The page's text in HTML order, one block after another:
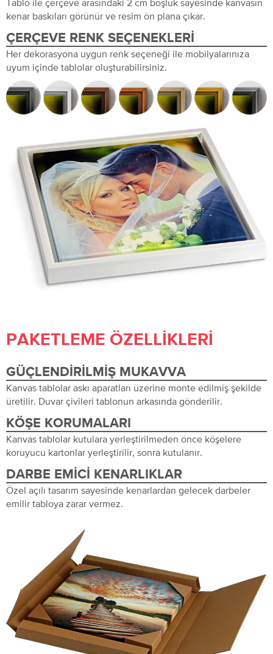
Tablo ile çerçeve arasındaki 2 cm boşluk sayesinde kanvasın
kenar baskıları görünür ve resim ön plana çıkar.
ÇERÇEVE RENK SEÇENEKLERI
Her dekorasyona uygun renk seçeneği ile mobilyalarınıza
uyum içinde tablolar oluşturabilirsiniz.
PAKETLEME ÖZELLIKLERI
GÜÇLENDIRILMIŞ MUKAVVA
Kanvas tablolar askı aparatları üzerine monte edilmiş şekilde
üretilir. Duvar çivileri tablonun arkasında gönderilir.
KÖŞE KORUMALARI
Kanvas tablolar kutulara yerleştirilmeden önce köşelere
koruyucu kartonlar yerleştirilir, sonra kutulanır.
DARBE EMICI KENARLIKLAR
Özel açılı tasarım sayesinde kenarlardan gelecek darbeler
emilir tabloya zarar vermez.